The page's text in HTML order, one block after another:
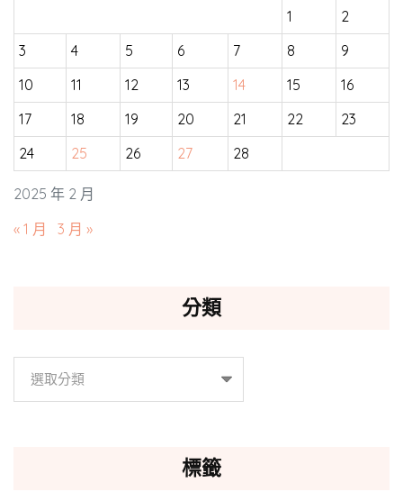
2025 年 2 月
1
2
3
4 5 6 7 8
9
10
11 12 13 14 15
16
17
18 19 20 21 22
23
24
25 26 27 28
« 1 月 3 月 »
分類
標籤